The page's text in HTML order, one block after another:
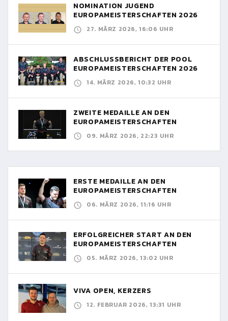
NOMINATION JUGEND
EUROPAMEISTERSCHAFTEN 2026
27. MÄRZ 2026, 16:06 UHR
ABSCHLUSSBERICHT DER POOL
EUROPAMEISTERSCHAFTEN 2026
14. MÄRZ 2026, 10:32 UHR
ZWEITE MEDAILLE AN DEN
EUROPAMEISTERSCHAFTEN
09. MÄRZ 2026, 22:23 UHR
ERSTE MEDAILLE AN DEN
EUROPAMEISTERSCHAFTEN
06. MÄRZ 2026, 11:16 UHR
ERFOLGREICHER START AN DEN
EUROPAMEISTERSCHAFTEN
05. MÄRZ 2026, 13:02 UHR
VIVA OPEN, KERZERS
12. FEBRUAR 2026, 13:31 UHR